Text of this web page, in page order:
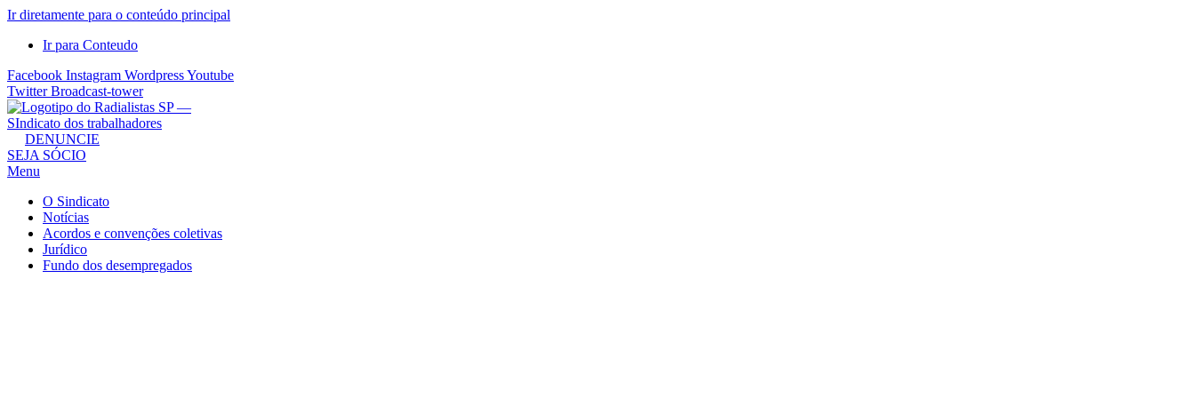
Ir diretamente para o conteúdo principal
Ir para Conteudo
Facebook Instagram WordpressYoutube
Twitter Broadcast-tower
Sindicato
dos
Radialistas
São
Paulo
Sindicato
DENUNCIE
SEJA SÓCIO
Menu
O Sindicato
Notícias
Acordos e convenções coletivas
Jurídico
Fundo dos desempregados